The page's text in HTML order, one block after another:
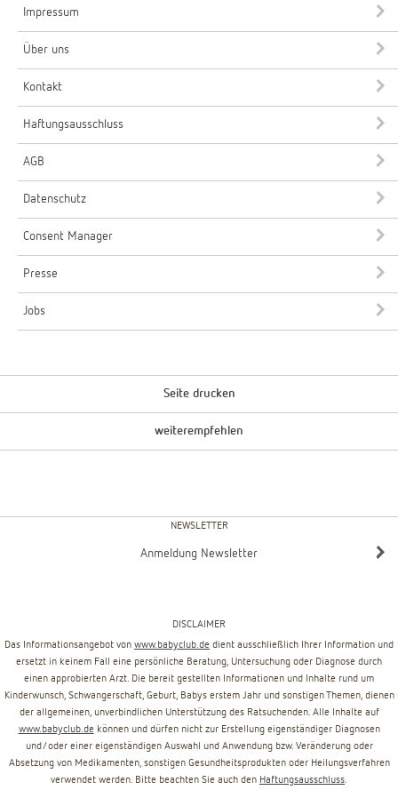
Impressum
Über uns
Kontakt
Haftungsausschluss
AGB
Datenschutz
Consent Manager
Presse
Jobs
Seite drucken
weiterempfehlen
NEWSLETTER
Anmeldung Newsletter
DISCLAIMER
Das Informationsangebot von www.babyclub.de dient ausschließlich Ihrer Information und
ersetzt in keinem Fall eine persönliche Beratung, Untersuchung oder Diagnose durch
einen approbierten Arzt. Die bereit gestellten Informationen und Inhalte rund um
Kinderwunsch, Schwangerschaft, Geburt, Babys erstem Jahr und sonstigen Themen, dienen
der allgemeinen, unverbindlichen Unterstützung des Ratsuchenden. Alle Inhalte auf
www.babyclub.de können und dürfen nicht zur Erstellung eigenständiger Diagnosen
und/oder einer eigenständigen Auswahl und Anwendung bzw. Veränderung oder
Absetzung von Medikamenten, sonstigen Gesundheitsprodukten oder Heilungsverfahren
verwendet werden. Bitte beachten Sie auch den Haftungsausschluss.